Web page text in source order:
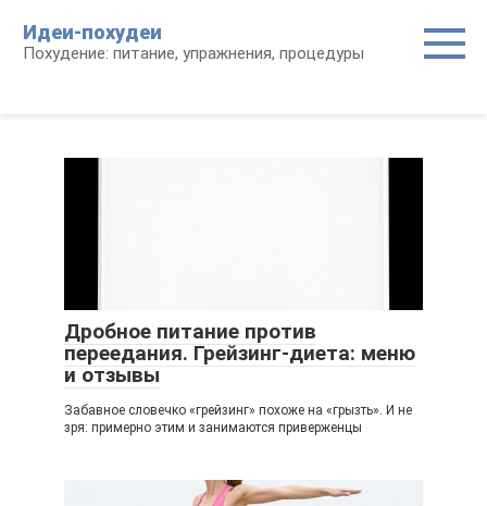
контенту
Идеи-похудеи
Похудение: питание, упражнения, процедуры
Дробное питание против
переедания. Грейзинг-диета: меню
и отзывы
Забавное словечко «грейзинг» похоже на «грызть». И не
зря: примерно этим и занимаются приверженцы